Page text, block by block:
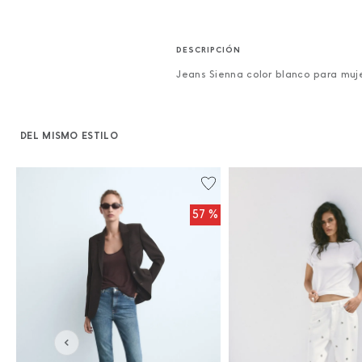
Jeans Sienna color blanco para
DEL MISMO ESTILO
57 %